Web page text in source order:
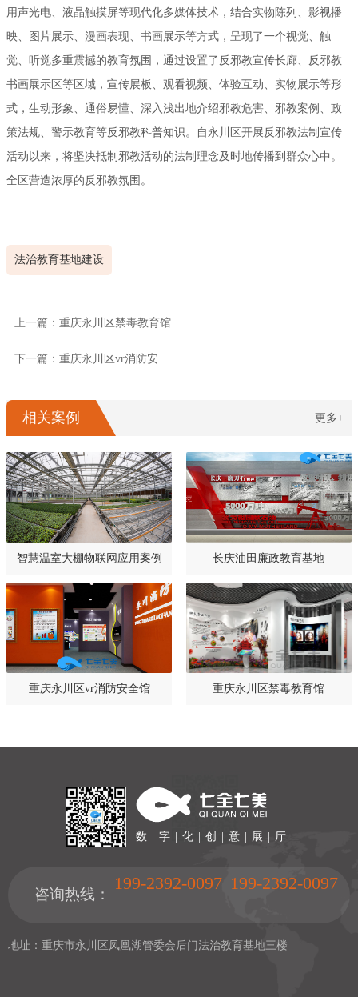
用声光电、液晶触摸屏等现代化多媒体技术，结合实物陈列、影视播
映、图片展示、漫画表现、书画展示等方式，呈现了一个视觉、触
觉、听觉多重震撼的教育氛围，通过设置了反邪教宣传长廊、反邪教
书画展示区等区域，宣传展板、观看视频、体验互动、实物展示等形
式，生动形象、通俗易懂、深入浅出地介绍邪教危害、邪教案例、政
策法规、警示教育等反邪教科普知识。自永川区开展反邪教法制宣传
活动以来，将坚决抵制邪教活动的法制理念及时地传播到群众心中。
全区营造浓厚的反邪教氛围。
法治教育基地建设
上一篇：重庆永川区禁毒教育馆
下一篇：重庆永川区vr消防安
相关案例 更多+
智慧温室大棚物联网应用案例 长庆油田廉政教育基地
重庆永川区vr消防安全馆 重庆永川区禁毒教育馆
数 | 字 | 化 | 创 | 意 | 展 | 厅
咨询热线：
199-2392-0097 199-2392-0097
地址：重庆市永川区凤凰湖管委会后门法治教育基地三楼